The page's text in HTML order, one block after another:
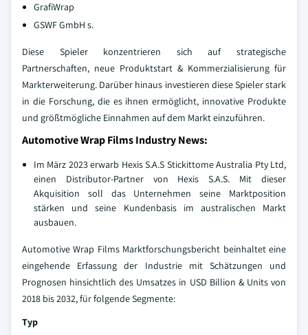
GrafiWrap
GSWF GmbH s.
Diese Spieler konzentrieren sich auf strategische
Partnerschaften, neue Produktstart & Kommerzialisierung für
Markterweiterung. Darüber hinaus investieren diese Spieler stark
in die Forschung, die es ihnen ermöglicht, innovative Produkte
und größtmögliche Einnahmen auf dem Markt einzuführen.
Automotive Wrap Films Industry News:
Im März 2023 erwarb Hexis S.A.S Stickittome Australia Pty Ltd,
einen Distributor-Partner von Hexis S.A.S. Mit dieser
Akquisition soll das Unternehmen seine Marktposition
stärken und seine Kundenbasis im australischen Markt
ausbauen.
Automotive Wrap Films Marktforschungsbericht beinhaltet eine
eingehende Erfassung der Industrie mit Schätzungen und
Prognosen hinsichtlich des Umsatzes in USD Billion & Units von
2018 bis 2032, für folgende Segmente:
Typ